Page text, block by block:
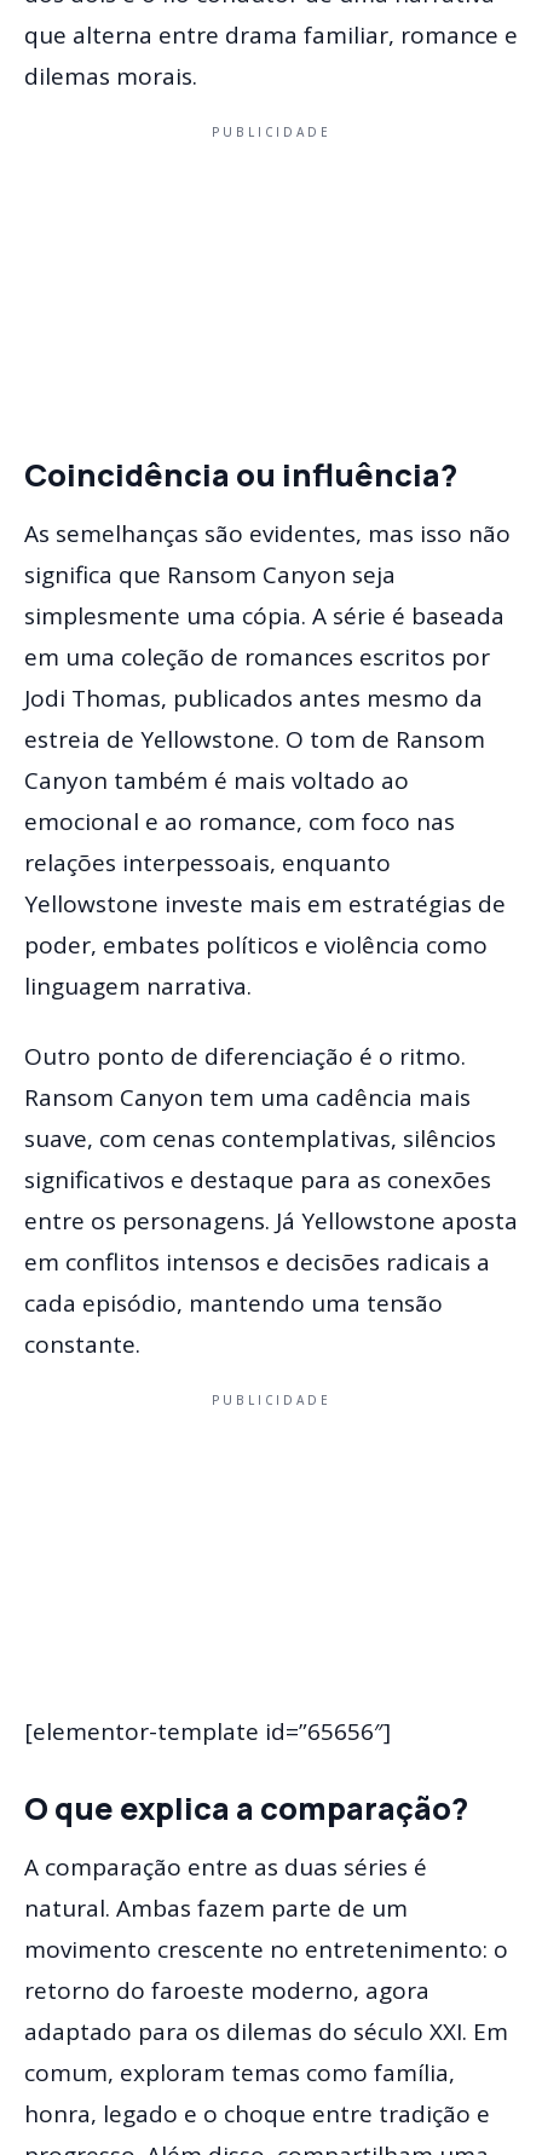
que alterna entre drama familiar, romance e
dilemas morais.
PUBLICIDADE
Coincidência ou influência?
As semelhanças são evidentes, mas isso não
significa que Ransom Canyon seja
simplesmente uma cópia. A série é baseada
em uma coleção de romances escritos por
Jodi Thomas, publicados antes mesmo da
estreia de Yellowstone. O tom de Ransom
Canyon também é mais voltado ao
emocional e ao romance, com foco nas
relações interpessoais, enquanto
Yellowstone investe mais em estratégias de
poder, embates políticos e violência como
linguagem narrativa.
Outro ponto de diferenciação é o ritmo.
Ransom Canyon tem uma cadência mais
suave, com cenas contemplativas, silêncios
significativos e destaque para as conexões
entre os personagens. Já Yellowstone aposta
em conflitos intensos e decisões radicais a
cada episódio, mantendo uma tensão
constante.
PUBLICIDADE
[elementor-template id=”65656″]
O que explica a comparação?
A comparação entre as duas séries é
natural. Ambas fazem parte de um
movimento crescente no entretenimento: o
retorno do faroeste moderno, agora
adaptado para os dilemas do século XXI. Em
comum, exploram temas como família,
honra, legado e o choque entre tradição e